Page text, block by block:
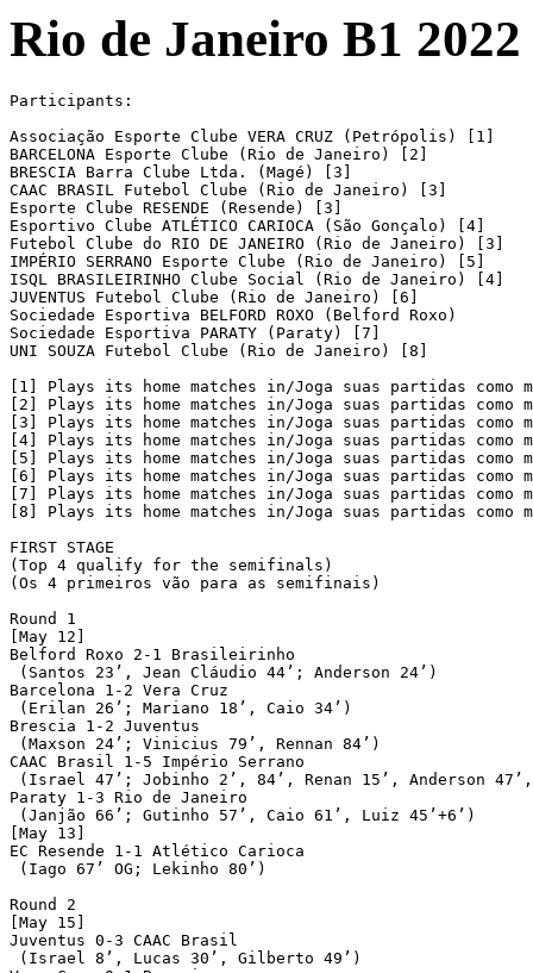
Rio de Janeiro B1 2022
Participants:
Associação Esporte Clube VERA CRUZ (Petrópolis) [1]
BARCELONA Esporte Clube (Rio de Janeiro) [2]
BRESCIA Barra Clube Ltda. (Magé) [3]
CAAC BRASIL Futebol Clube (Rio de Janeiro) [3]
Esporte Clube RESENDE (Resende) [3]
Esportivo Clube ATLÉTICO CARIOCA (São Gonçalo) [4]
Futebol Clube do RIO DE JANEIRO (Rio de Janeiro) [3]
IMPÉRIO SERRANO Esporte Clube (Rio de Janeiro) [5]
ISQL BRASILEIRINHO Clube Social (Rio de Janeiro) [4]
JUVENTUS Futebol Clube (Rio de Janeiro) [6]
Sociedade Esportiva BELFORD ROXO (Belford Roxo)
Sociedade Esportiva PARATY (Paraty) [7]
UNI SOUZA Futebol Clube (Rio de Janeiro) [8]
[1] Plays its home matches in/Joga suas partidas
[2] Plays its home matches in/Joga suas partidas como
[3] Plays its home matches in/Joga suas partidas como
[4] Plays its home matches in/Joga suas partidas
[5] Plays its home matches in/Joga suas partidas como
[6] Plays its home matches in/Joga suas partidas como
[7] Plays its home matches in/Joga suas partidas como
[8] Plays its home matches in/Joga suas partidas
FIRST STAGE
(Top 4 qualify for the semifinals)
(Os 4 primeiros vão para as semifinais)
Round 1
[May 12]
Belford Roxo 2-1 Brasileirinho
(Santos 23’, Jean Cláudio 44’; Anderson 24’)
Barcelona 1-2 Vera Cruz
(Erilan 26’; Mariano 18’, Caio 34’)
Brescia 1-2 Juventus
(Maxson 24’; Vinicius 79’, Rennan 84’)
CAAC Brasil 1-5 Império Serrano
(Israel 47’; Jobinho 2’, 84’, Renan 15’, Anderson
Paraty 1-3 Rio de Janeiro
(Janjão 66’; Gutinho 57’, Caio 61’, Luiz 45’+6’)
[May 13]
EC Resende 1-1 Atlético Carioca
(Iago 67’ OG; Lekinho 80’)
Round 2
[May 15]
Juventus 0-3 CAAC Brasil
(Israel 8’, Lucas 30’, Gilberto 49’)